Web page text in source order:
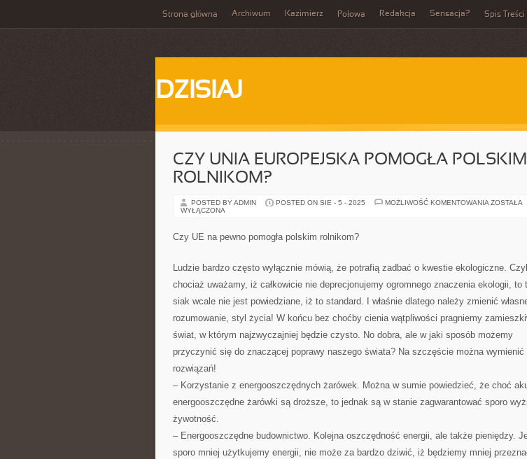
Strona główna Archiwum Kazimierz Połowa Redakcja Sensacja? Spis Treści
DZISIAJ
CZY UNIA EUROPEJSKA POMOGŁA POLSKIM
ROLNIKOM?
POSTED BY ADMIN POSTED ON SIE - 5 - 2025 MOŻLIWOŚĆ KOMENTOWANIA CZY
ZOSTAŁA
WYŁĄCZONA
Czy UE na pewno pomogła polskim rolnikom?
Ludzie bardzo często wyłącznie mówią, że potrafią zadbać o kwestie ekologiczne.
chociaż uważamy, iż całkowicie nie deprecjonujemy ogromnego znaczenia ekologii, to
siak wcale nie jest powiedziane, iż to standard. I właśnie dlatego należy zmienić
rozumowanie, styl życia! W końcu bez choćby cienia wątpliwości pragniemy
świat, w którym najzwyczajniej będzie czysto. No dobra, ale w jaki sposób możemy
przyczynić się do znaczącej poprawy naszego świata? Na szczęście można wymienić
rozwiązań!
– Korzystanie z energooszczędnych żarówek. Można w sumie powiedzieć, że choć
energooszczędne żarówki są droższe, to jednak są w stanie zagwarantować sporo
żywotność.
– Energooszczędne budownictwo. Kolejna oszczędność energii, ale także pieniędzy.
sporo mniej użytkujemy energii, nie może za bardzo dziwić, iż będziemy mniej